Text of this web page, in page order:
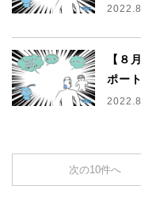
【８
ポート
次の10件へ